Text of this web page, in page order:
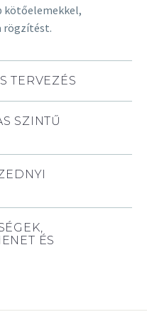
kötőelemekkel,
rögzítést.
TERVEZÉS
SZINTŰ
ÉS